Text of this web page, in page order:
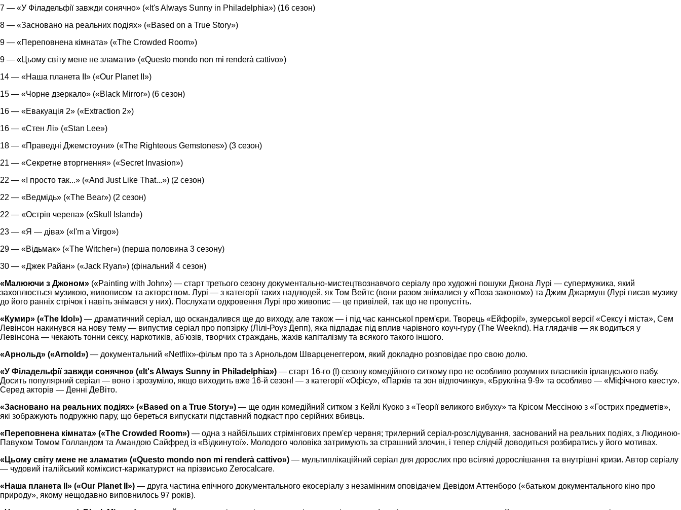
7 — «У Філадельфії завжди сонячно» («It's Always Sunny in Philadelphia») (16 сезон)
8 — «Засновано на реальних подіях» («Based on a True Story»)
9 — «Переповнена кімната» («The Crowded Room»)
9 — «Цьому світу мене не зламати» («Questo mondo non mi renderà cattivo»)
14 — «Наша планета II» («Our Planet IІ»)
15 — «Чорне дзеркало» («Black Mirror») (6 сезон)
16 — «Евакуація 2» («Extraction 2»)
16 — «Стен Лі» («Stan Lee»)
18 — «Праведні Джемстоуни» («The Righteous Gemstones») (3 сезон)
21 — «Секретне вторгнення» («Secret Invasion»)
22 — «І просто так...» («And Just Like That...») (2 сезон)
22 — «Ведмідь» («The Bear») (2 сезон)
22 — «Острів черепа» («Skull Island»)
23 — «Я — діва» («I'm a Virgo»)
29 — «Відьмак» («The Witcher») (перша половина 3 сезону)
30 — «Джек Райан» («Jack Ryan») (фінальний 4 сезон)
«Малюючи з Джоном» («Painting with John») — старт третього сезону документально-мистецтвознавчого серіалу про художні пошуки Джона Лурі — супермужика, який
захоплюється музикою, живописом та акторством. Лурі — з категорії таких надлюдей, як Том Вейтс (вони разом знімалися у «Поза законом») та Джим Джармуш (Лурі писав музику
до його ранніх стрічок і навіть знімався у них). Послухати одкровення Лурі про живопис — це привілей, так що не пропустіть.
«Кумир» («The Idol») — драматичний серіал, що оскандалився ще до виходу, але також — і під час каннської прем'єри. Творець «Ейфорії», зумерської версії «Сексу і міста», Сем
Левінсон накинувся на нову тему — випустив серіал про попзірку (Лілі-Роуз Депп), яка підпадає під вплив чарівного коуч-гуру (The Weeknd). На глядачів — як водиться у
Левінсона — чекають тонни сексу, наркотиків, аб'юзів, творчих страждань, жахів капіталізму та всякого такого іншого.
«Арнольд» («Arnold») — документальний «Netflix»-фільм про та з Арнольдом Шварценеггером, який докладно розповідає про свою долю.
«У Філадельфії завжди сонячно» («It's Always Sunny in Philadelphia») — старт 16-го (!) сезону комедійного ситкому про не особливо розумних власників ірландського пабу.
Досить популярний серіал — воно і зрозуміло, якщо виходить вже 16-й сезон! — з категорії «Офісу», «Парків та зон відпочинку», «Брукліна 9-9» та особливо — «Міфічного квесту».
Серед акторів — Денні ДеВіто.
«Засновано на реальних подіях» («Based on a True Story») — ще один комедійний ситком з Кейлі Куоко з «Теорії великого вибуху» та Крісом Мессіною з «Гострих предметів»,
які зображують подружню пару, що береться випускати підставний подкаст про серійних вбивць.
«Переповнена кімната» («The Crowded Room») — одна з найбільших стрімінгових прем'єр червня; трилерний серіал-розслідування, заснований на реальних подіях, з Людиною-
Павуком Томом Голландом та Амандою Сайфред із «Відкинутої». Молодого чоловіка затримують за страшний злочин, і тепер слідчій доводиться розбиратись у його мотивах.
«Цьому світу мене не зламати» («Questo mondo non mi renderà cattivo») — мультиплікаційний серіал для дорослих про всілякі дорослішання та внутрішні кризи. Автор серіалу
— чудовий італійський коміксист-карикатурист на прізвисько Zerocalcare.
«Наша планета II» («Our Planet IІ») — друга частина епічного документального екосеріалу з незамінним оповідачем Девідом Аттенборо («батьком документального кіно про
природу», якому нещодавно виповнилось 97 років).